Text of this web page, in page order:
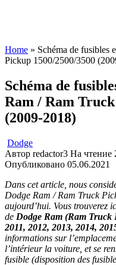
Home » Schéma de fusibles
Pickup 1500/2500/3500
Schéma de
Ram / Ram
(2009-2018)
Dodge
Автор redactor3 На чтение
Опубликовано 05.06.2021
Dans cet article, nous
Dodge Ram / Ram Truck
aujourd’hui. Vous trouverez
de Dodge Ram (Ram Truck
2011, 2012, 2013, 2014,
informations sur
l’intérieur la voiture, et se
fusible (disposition des